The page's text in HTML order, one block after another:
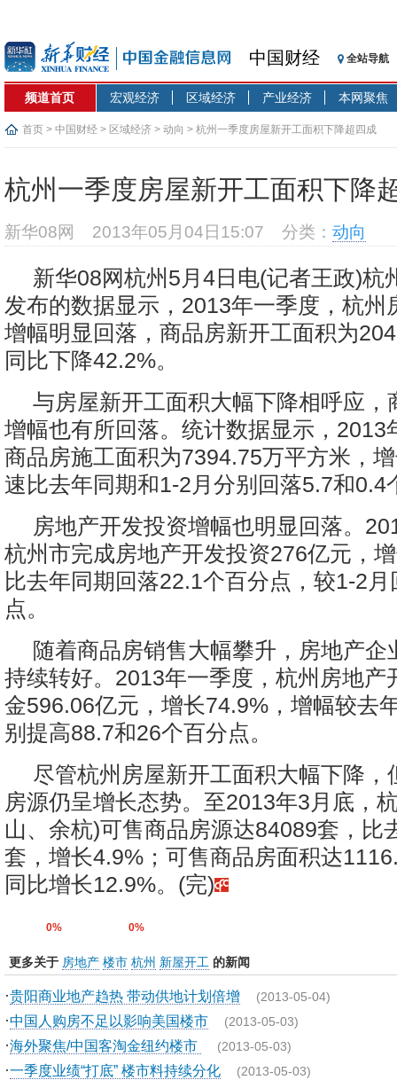
中国财经 全站导航
频道首页 宏观经济 区域经济 产业经济 本网聚焦
首页 > 中国财经 > 区域经济 > 动向 > 杭州一季度房屋新开工面积下降超四成
杭州一季度房屋新开工面积下降
新华08网 2013年05月04日15:07 分类： 动向
新华08网杭州5月4日电(记者王政)杭
发布的数据显示，2013年一季度，杭州
增幅明显回落，商品房新开工面积为
同比下降42.2%。
与房屋新开工面积大幅下降相呼应，
增幅也有所回落。统计数据显示，2013
商品房施工面积为7394.75万平方米，
速比去年同期和1-2月分别回落5.7和0.4
房地产开发投资增幅也明显回落。
杭州市完成房地产开发投资276亿元，
比去年同期回落22.1个百分点，较1-2
点。
随着商品房销售大幅攀升，房地产企
持续转好。2013年一季度，杭州房地产
金596.06亿元，增长74.9%，增幅较去
别提高88.7和26个百分点。
尽管杭州房屋新开工面积大幅下降，
房源仍呈增长态势。至2013年3月底，
山、余杭)可售商品房源达84089套，比
套，增长4.9%；可售商品房面积达
同比增长12.9%。(完)
0% 0%
更多关于 房地产 楼市 杭州 新屋开工 的新闻
·贵阳商业地产趋热 带动供地计划倍增 (2013-05-04)
·中国人购房不足以影响美国楼市 (2013-05-03)
·海外聚焦/中国客淘金纽约楼市 (2013-05-03)
·一季度业绩“打底” 楼市料持续分化 (2013-05-03)